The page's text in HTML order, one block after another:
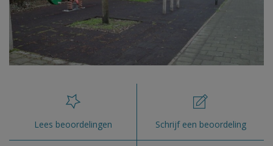
Lees beoordelingen Schrijf een beoordeling